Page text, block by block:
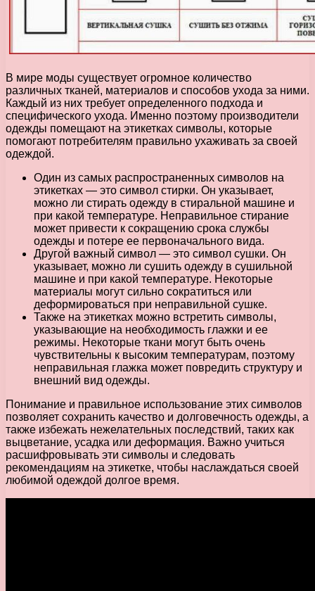
В мире моды существует огромное количество
различных тканей, материалов и способов ухода за ними.
Каждый из них требует определенного подхода и
специфического ухода. Именно поэтому производители
одежды помещают на этикетках символы, которые
помогают потребителям правильно ухаживать за своей
одеждой.
Один из самых распространенных символов на
этикетках — это символ стирки. Он указывает,
можно ли стирать одежду в стиральной машине и
при какой температуре. Неправильное стирание
может привести к сокращению срока службы
одежды и потере ее первоначального вида.
Другой важный символ — это символ сушки. Он
указывает, можно ли сушить одежду в сушильной
машине и при какой температуре. Некоторые
материалы могут сильно сократиться или
деформироваться при неправильной сушке.
Также на этикетках можно встретить символы,
указывающие на необходимость глажки и ее
режимы. Некоторые ткани могут быть очень
чувствительны к высоким температурам, поэтому
неправильная глажка может повредить структуру и
внешний вид одежды.
Понимание и правильное использование этих символов
позволяет сохранить качество и долговечность одежды, а
также избежать нежелательных последствий, таких как
выцветание, усадка или деформация. Важно учиться
расшифровывать эти символы и следовать
рекомендациям на этикетке, чтобы наслаждаться своей
любимой одеждой долгое время.